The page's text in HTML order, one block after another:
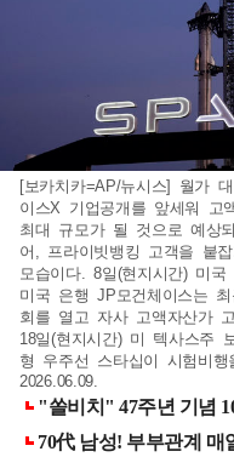
[보카치카=AP/뉴시스] 월가
이스X 기업공개를 앞세워 고
최대 규모가 될 것으로 예상
어, 프라이빗뱅킹 고객을 붙
모습이다. 8일(현지시간) 미
미국 은행 JP모건체이스는
회를 열고 자사 고액자산가
18일(현지시간) 미 텍사스주
형 우주선 스타십이 시험비
2026.06.09.